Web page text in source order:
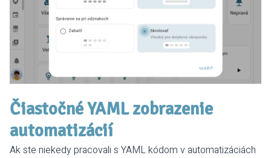
Čiastočné YAML zobrazenie
automatizácií
Ak ste niekedy pracovali s YAML kódom v automatizáciách